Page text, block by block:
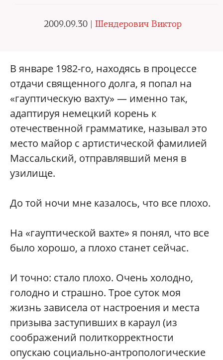
2009.09.30 | Шендерович Виктор
В январе 1982-го, находясь в процессе
отдачи священного долга, я попал на
«гауптическую вахту» — именно так,
адаптируя немецкий корень к
отечественной грамматике, называл это
место майор с артистической фамилией
Массальский, отправлявший меня в
узилище.
До той ночи мне казалось, что все плохо.
На «гауптической вахте» я понял, что все
было хорошо, а плохо станет сейчас.
И точно: стало плохо. Очень холодно,
голодно и страшно. Трое суток моя
жизнь зависела от настроения и места
призыва заступивших в караул (из
соображений политкорректности
опускаю социально-антропологические